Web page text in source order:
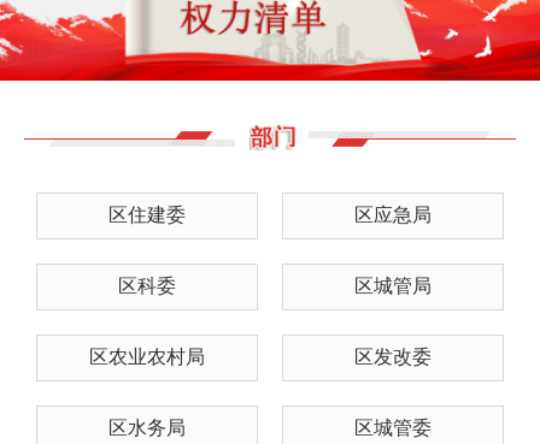
区住建委 区应急局
区科委 区城管局
区农业农村局 区发改委
区水务局 区城管委